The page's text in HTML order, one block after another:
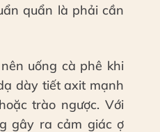
quẩn là phải cần
uống cà phê khi
dày tiết axit mạnh
trào ngược. Với
gây ra cảm giác ợ